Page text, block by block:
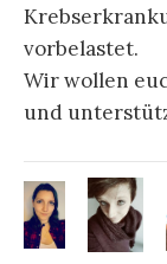
vorbelastet.
Wir wollen
und